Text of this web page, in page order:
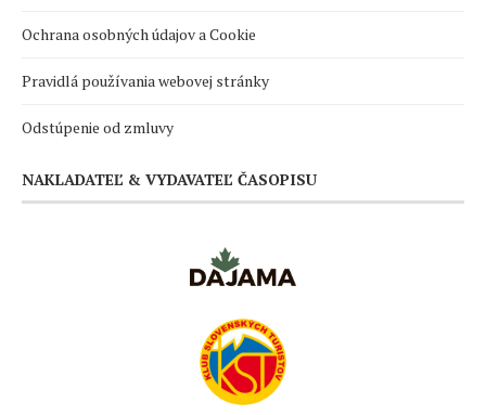
Ochrana osobných údajov a Cookie
Pravidlá používania webovej stránky
Odstúpenie od zmluvy
NAKLADATEĽ & VYDAVATEĽ ČASOPISU